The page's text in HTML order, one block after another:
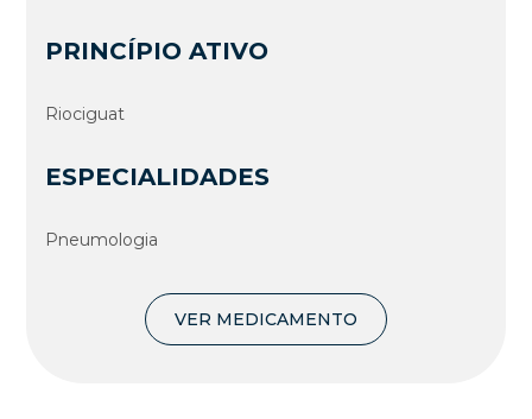
PRINCÍPIO ATIVO
Riociguat
ESPECIALIDADES
Pneumologia
VER MEDICAMENTO